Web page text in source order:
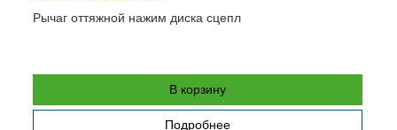
Рычаг оттяжной нажим диска сцепл
В корзину
Подробнее